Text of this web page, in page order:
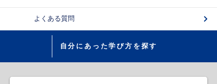
よくある質問
自分にあった学び方を探す